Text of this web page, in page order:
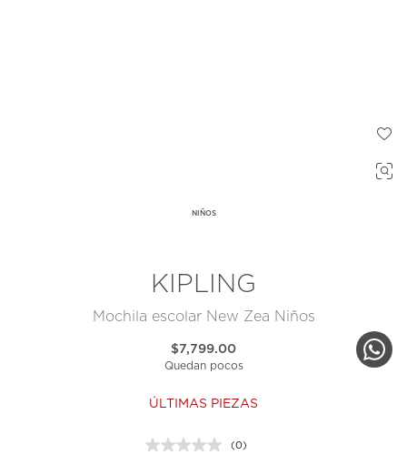
NIÑOS
KIPLING
Mochila escolar New Zea Niños
$7,799.00
Quedan pocos
ÚLTIMAS PIEZAS
Sin
(0)